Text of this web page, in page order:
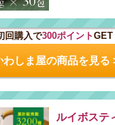
回購入で300ポイントGET
わしま屋の商品を見る
ルイボステ